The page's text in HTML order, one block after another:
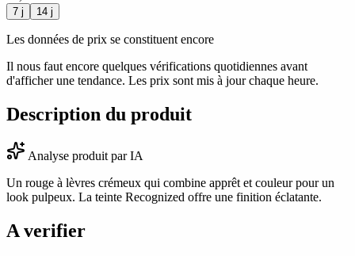
7 j 14 j
Les données de prix se constituent encore
Il nous faut encore quelques vérifications quotidiennes avant
d'afficher une tendance. Les prix sont mis à jour chaque heure.
Description du produit
Analyse produit par IA
Un rouge à lèvres crémeux qui combine apprêt et couleur pour un
look pulpeux. La teinte Recognized offre une finition éclatante.
A verifier